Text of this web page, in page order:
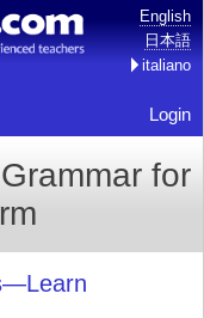
English
日本語
italiano
Login
for